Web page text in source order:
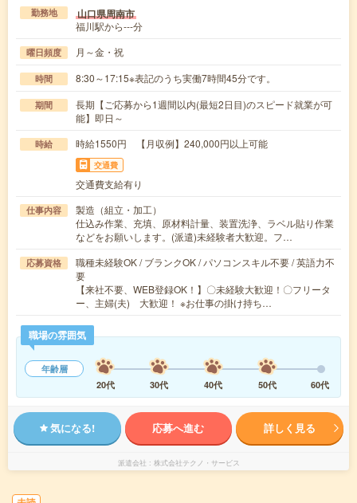
勤務地 山口県周南市
福川駅から---分
曜日頻度 月～金・祝
時間 8:30～17:15※表記のうち実働7時間45分です。
期間
長期【ご応募から1週間以内(最短2日目)のスピード就業が可
能】即日～
時給 時給1550円 【月収例】240,000円以上可能
交通費
交通費支給有り
仕事内容
製造（組立・加工）
仕込み作業、充填、原材料計量、装置洗浄、ラベル貼り作業
などをお願いします。(派遣)未経験者大歓迎。フ…
応募資格
職種未経験OK / ブランクOK / パソコンスキル不要 / 英語力不
要
【来社不要、WEB登録OK！】〇未経験大歓迎！〇フリータ
ー、主婦(夫) 大歓迎！ ※お仕事の掛け持ち…
職場の雰囲気
年齢層
20代
30代 40代 50代 60代
気になる! 応募へ進む 詳しく見る
派遣会社 株式会社テクノ・サービス